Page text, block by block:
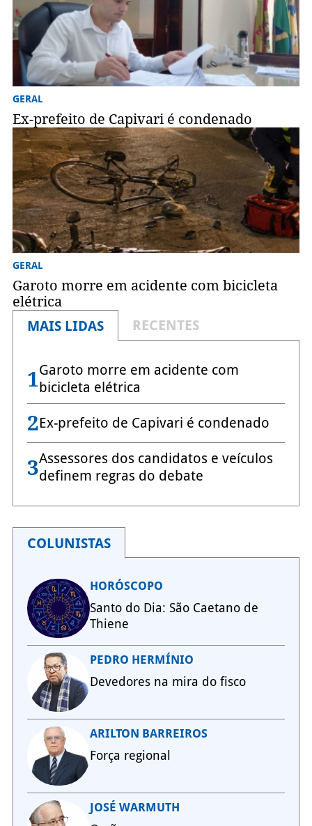
GERAL
Ex-prefeito de Capivari é condenado
GERAL
Garoto morre em acidente com bicicleta
elétrica
MAIS LIDAS
RECENTES
1Garoto morre em acidente com
bicicleta elétrica
2Ex-prefeito de Capivari é condenado
3Assessores dos candidatos e veículos
definem regras do debate
COLUNISTAS
HORÓSCOPO
Santo do Dia: São Caetano de
Thiene
PEDRO HERMÍNIO
Devedores na mira do fisco
ARILTON BARREIROS
Força regional
JOSÉ WARMUTH